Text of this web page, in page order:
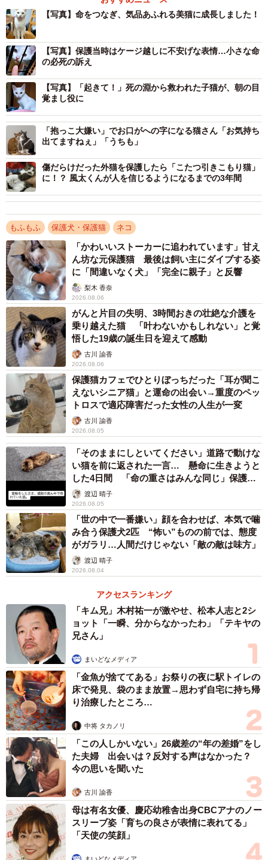
うなので保護できませんか？』と連絡がきたんです」
飼い主さんは大いに悩んだものの、放ってはおけないと感
じ現地に向かいました。
「『自力で保護しなければいけないな』と覚悟を決めて向
かったところ、ダンボールの中に生後2〜3カ月の子猫がい
ました。小さな体は砂ぼこりだらけ。その子猫がるるさん
だったんです。目がまん丸で大きく、手を近づけても怖が
らず、とてもおとなしい子でした。そうして、るるさんを
無事に保護して、一緒に家へ帰りました」
◼️食欲旺盛で、やんちゃさに苦労した日々
3/15
保護後、不安げな表情を浮かべるるるさん（画像提供：あるくきくらげ
さん）
保護してすぐ、るるさんの旺盛な食欲が目に入りました。
「初日はよほどお腹がすいていたのか『ウニャウニャ』と
だい！』とアピールしました。お腹がいっぱいになると、
ぐっすり眠りはじめてーーその様子を見守りながら『ひと
りぼっちで大変だったんだろうな』と思ったものです」
ただ、暮らしが始まってみると、これまで迎えてきた子に
はない性質が見えてきました。
「先住のつくしにはない気質であることがわかったんで
す。それは、貪欲さ。たとえば、ネズミのおもちゃで遊び
出したかと思うと食べようとするので、あわてて取り上げ
るとーーうなって、ガブリ。甘噛みではなく、本気で噛ま
れたため、指から出血しました」
【写真】命をつなぎ、気品あふれる美猫に成長しました！
【写真】保護当時はケージ越しに不安げな表情…小さな命
の必死の訴え
【写真】「起きて！」死の淵から救われた子猫が、朝の目
覚まし役に
「抱っこ大嫌い」でお口がへの字になる猫さん「お気持ち
出てますねぇ」「うちも」
傷だらけだった外猫を保護したら「こたつ引きこもり猫」
に！？ 風太くんが人を信じるようになるまでの3年間
もふもふ 保護犬・保護猫 ネコ
「かわいいストーカーに追われています」甘え
ん坊な元保護猫 最後は飼い主にダイブする姿
に「間違いなく犬」「完全に親子」と反響
梨木 香奈
2026.08.06
がんと片目の失明、3時間おきの壮絶な介護を
乗り越えた猫 「叶わないかもしれない」と覚
悟した19歳の誕生日を迎えて感動
古川 諭香
2026.08.06
保護猫カフェでひとりぼっちだった「耳が聞こ
えないシニア猫」と運命の出会い→重度のペッ
トロスで適応障害だった女性の人生が一変
古川 諭香
2026.08.05
「そのままにしといてください」道路で動けな
い猫を前に返された一言… 懸命に生きようと
した4日間 「命の重さはみんな同じ」保護団
体代表の訴え
渡辺 晴子
2026.08.05
「世の中で一番嫌い」顔を合わせば、本気で噛
み合う保護犬2匹 “怖い”ものの前では、態度
がガラリ…人間だけじゃない「敵の敵は味方」
渡辺 晴子
2026.08.04
アクセスランキング
「キム兄」木村祐一が激やせ、松本人志と2シ
ョット「一瞬、分からなかったわ」「テキヤの
兄さん」
まいどなメディア
「金魚が捨ててある」お祭りの夜に駅トイレの
床で発見、袋のまま放置→思わず自宅に持ち帰
り治療したところ…
中将 タカノリ
「この人しかいない」26歳差の“年の差婚”をし
た夫婦 出会いは？反対する声はなかった？
今の思いを聞いた
古川 諭香
母は有名女優、慶応幼稚舎出身CBCアナのノー
スリーブ姿「育ちの良さが表情に表れてる」
「天使の笑顔」
まいどなメディア